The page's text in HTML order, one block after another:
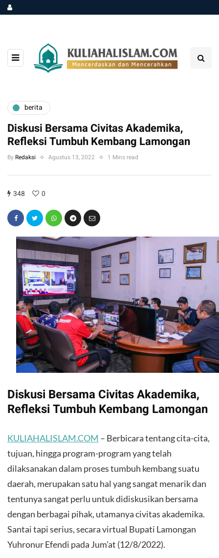
berita
Diskusi Bersama Civitas Akademika,
Refleksi Tumbuh Kembang Lamongan
By Redaksi Agustus 13, 2022 1 Mins read
348 0
Diskusi Bersama Civitas Akademika,
Refleksi Tumbuh Kembang Lamongan
KULIAHALISLAM.COM – Berbicara tentang cita-cita,
tujuan, hingga program-program yang telah
dilaksanakan dalam proses tumbuh kembang suatu
daerah, merupakan satu hal yang sangat menarik dan
tentunya sangat perlu untuk didiskusikan bersama
dengan berbagai pihak, utamanya civitas akademika.
Santai tapi serius, secara virtual Bupati Lamongan
Yuhronur Efendi pada Jum’at (12/8/2022).